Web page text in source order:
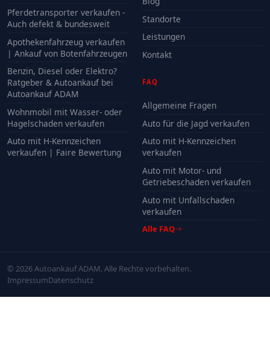
Pferdetransporter verkaufen -
Auch defekt & bundesweit
Apothekenfahrzeug verkaufen
| Ankauf von Botenfahrzeugen
Benzin, Diesel oder Elektro?
Ratgeber & Autoankauf bei
Autoankauf ADAM
Wohnmobil mit Wasser- oder
Hagelschaden verkaufen
Auto mit H-Kennzeichen
verkaufen | Faire Bewertung
Standorte
Leistungen
Kontakt
FAQ
Allgemeine Fragen
Auto für die Jagd verkaufen
Auto mit H-Kennzeichen
verkaufen
Auto mit Motor- und
Getriebeschaden verkaufen
Auto mit Unfallschaden
verkaufen
Alle FAQ
© 2026 Autoankauf ADAM. Alle Rechte vorbehalten.
ImpressumDatenschutz